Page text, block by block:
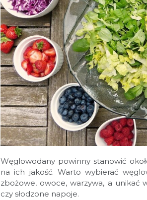
Węglowodany powinny stanowić
na ich jakość. Warto wybierać
zbożowe, owoce, warzywa, a unikać
czy słodzone napoje.